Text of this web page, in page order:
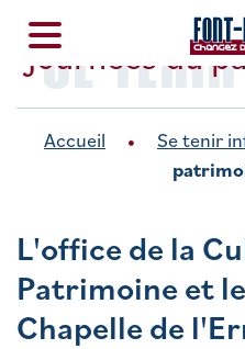
SE
Journées du
Accueil Se tenir
L'office de la
Patrimoine et
Chapelle de